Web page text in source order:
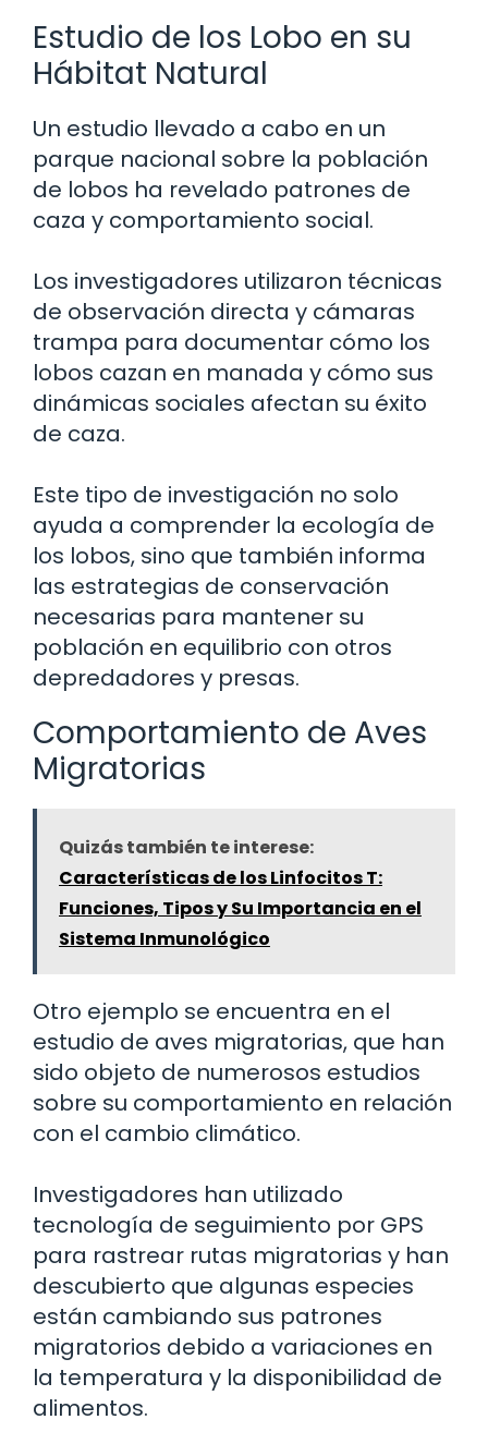
Estudio de los Lobo en su
Hábitat Natural
Un estudio llevado a cabo en un
parque nacional sobre la población
de lobos ha revelado patrones de
caza y comportamiento social.
Los investigadores utilizaron técnicas
de observación directa y cámaras
trampa para documentar cómo los
lobos cazan en manada y cómo sus
dinámicas sociales afectan su éxito
de caza.
Este tipo de investigación no solo
ayuda a comprender la ecología de
los lobos, sino que también informa
las estrategias de conservación
necesarias para mantener su
población en equilibrio con otros
depredadores y presas.
Comportamiento de Aves
Migratorias
Quizás también te interese:
Características de los Linfocitos T:
Funciones, Tipos y Su Importancia en el
Sistema Inmunológico
Otro ejemplo se encuentra en el
estudio de aves migratorias, que han
sido objeto de numerosos estudios
sobre su comportamiento en relación
con el cambio climático.
Investigadores han utilizado
tecnología de seguimiento por GPS
para rastrear rutas migratorias y han
descubierto que algunas especies
están cambiando sus patrones
migratorios debido a variaciones en
la temperatura y la disponibilidad de
alimentos.